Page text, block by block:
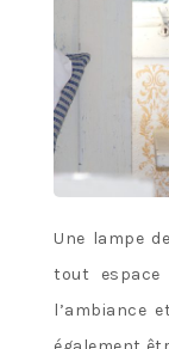
Une lampe
tout
l’ambiance